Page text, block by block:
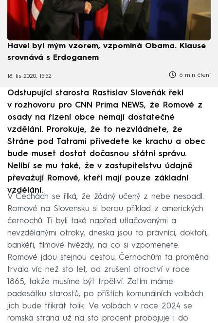
Havel byl mým vzorem, vzpomíná Obama. Klause
srovnává s Erdoganem
18. lis 2020, 15:52 6 min čtení
Odstupující starosta Rastislav Sloveňák řekl
v rozhovoru pro CNN Prima NEWS, že Romové z
osady na řízení obce nemají dostatečné
vzdělání. Prorokuje, že to nezvládnete, že
Stráne pod Tatrami přivedete ke krachu a obec
bude muset dostat dočasnou státní správu.
Nelíbí se mu také, že v zastupitelstvu údajně
převažují Romové, kteří mají pouze základní
vzdělání.
V Čechách se říká, že žádný učený z nebe nespadl.
Romové na Slovensku si berou příklad z amerických
černochů. Ti byli také napřed utlačovanými a
nevzdělanými otroky, dneska jsou to právníci, doktoři,
bankéři, filmové hvězdy, na co si vzpomenete.
Romové jdou stejnou cestou. Černochům ta proměna
trvala víc než sto let, od zrušení otroctví v roce
1865, takže musíme být trpěliví. Zatím máme
padesátku starostů, po příštích komunálních volbách
jich bude třikrát tolik. Ve volbách v roce 2024 se
romská strana už na sto procent probojuje i do